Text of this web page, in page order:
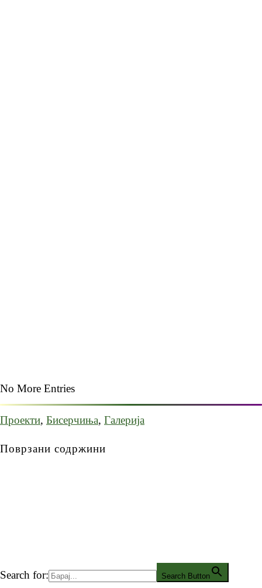
No More Entries
Проекти, Бисерчиња, Галерија
Поврзани содржини
Search for: Search Button